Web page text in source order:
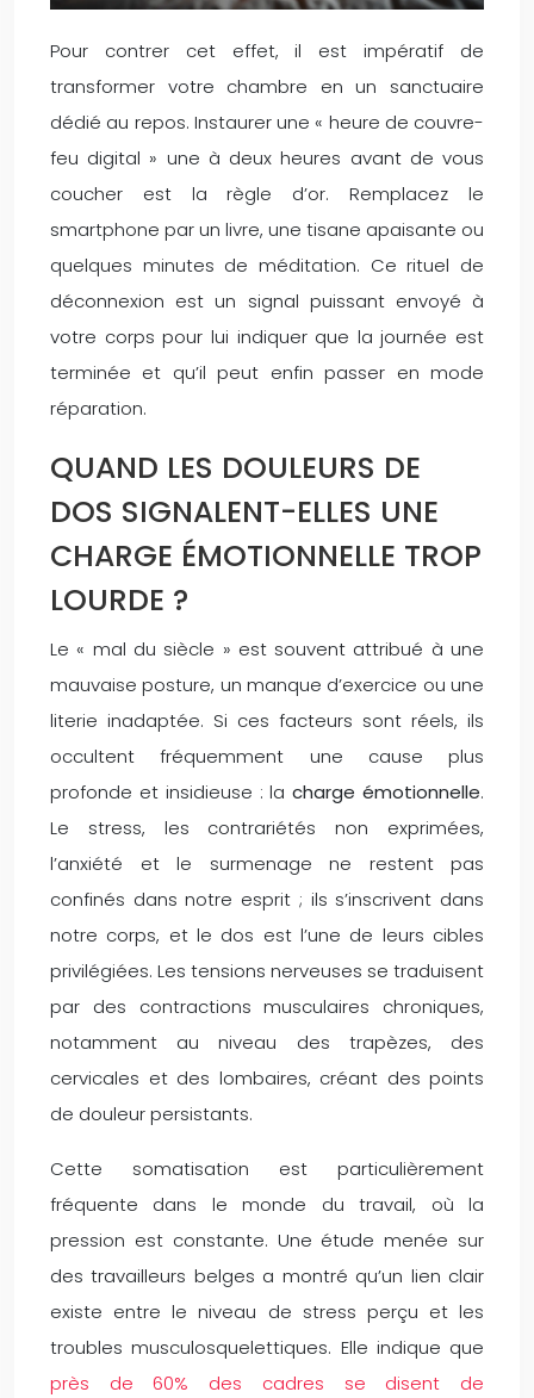
Pour contrer cet effet, il est impératif de
transformer votre chambre en un sanctuaire
dédié au repos. Instaurer une « heure de couvre-
feu digital » une à deux heures avant de vous
coucher est la règle d’or. Remplacez le
smartphone par un livre, une tisane apaisante ou
quelques minutes de méditation. Ce rituel de
déconnexion est un signal puissant envoyé à
votre corps pour lui indiquer que la journée est
terminée et qu’il peut enfin passer en mode
réparation.
QUAND LES DOULEURS DE
DOS SIGNALENT-ELLES UNE
CHARGE ÉMOTIONNELLE TROP
LOURDE ?
Le « mal du siècle » est souvent attribué à une
mauvaise posture, un manque d’exercice ou une
literie inadaptée. Si ces facteurs sont réels, ils
occultent fréquemment une cause plus
profonde et insidieuse : lacharge émotionnelle.
Le stress, les contrariétés non exprimées,
l’anxiété et le surmenage ne restent pas
confinés dans notre esprit ; ils s’inscrivent dans
notre corps, et le dos est l’une de leurs cibles
privilégiées. Les tensions nerveuses se traduisent
par des contractions musculaires chroniques,
notamment au niveau des trapèzes, des
cervicales et des lombaires, créant des points
de douleur persistants.
Cette somatisation est particulièrement
fréquente dans le monde du travail, où la
pression est constante. Une étude menée sur
des travailleurs belges a montré qu’un lien clair
existe entre le niveau de stress perçu et les
troubles musculosquelettiques. Elle indique que
près de 60% des cadres se disent de